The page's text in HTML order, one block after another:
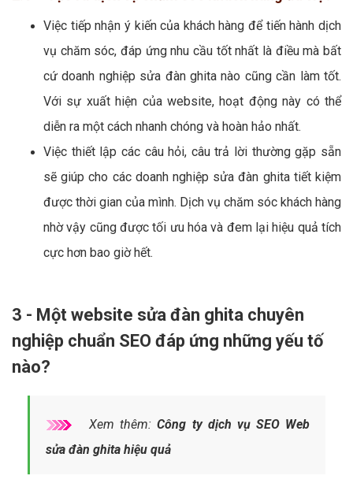
Việc tiếp nhận ý kiến của khách hàng để tiến hành dịch
vụ chăm sóc, đáp ứng nhu cầu tốt nhất là điều mà bất
cứ doanh nghiệp sửa đàn ghita nào cũng cần làm tốt.
Với sự xuất hiện của website, hoạt động này có thể
diễn ra một cách nhanh chóng và hoàn hảo nhất.
Việc thiết lập các câu hỏi, câu trả lời thường gặp sẵn
sẽ giúp cho các doanh nghiệp sửa đàn ghita tiết kiệm
được thời gian của mình. Dịch vụ chăm sóc khách hàng
nhờ vậy cũng được tối ưu hóa và đem lại hiệu quả tích
cực hơn bao giờ hết.
3 - Một website sửa đàn ghita chuyên
nghiệp chuẩn SEO đáp ứng những yếu tố
nào?
Xem thêm:Công ty dịch vụ SEO Web
sửa đàn ghita hiệu quả